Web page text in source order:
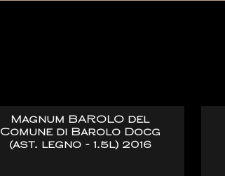
Magnum BAROLO del
Comune di Barolo Docg
(ast. legno - 1.5l) 2016